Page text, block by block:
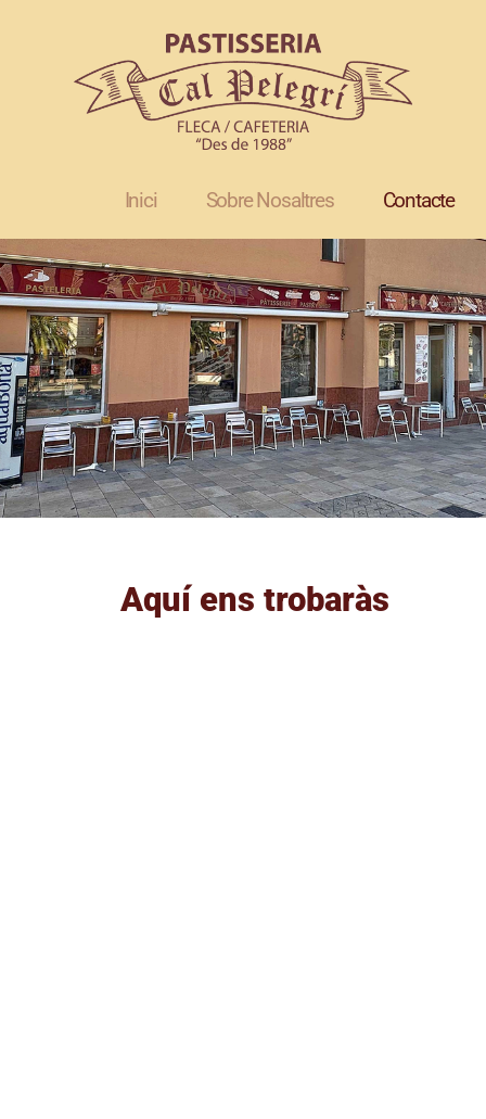
Inici Sobre Nosaltres Contacte
Aquí ens trobaràs